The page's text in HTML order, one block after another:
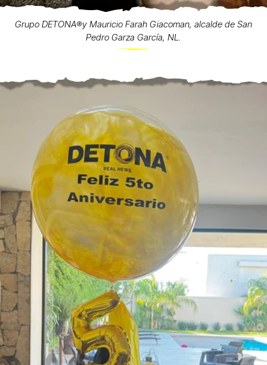
Grupo DETONA®️y Mauricio Farah Giacoman, alcalde de San
Pedro Garza García, NL.